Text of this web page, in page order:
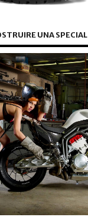
UNA SPECIAL